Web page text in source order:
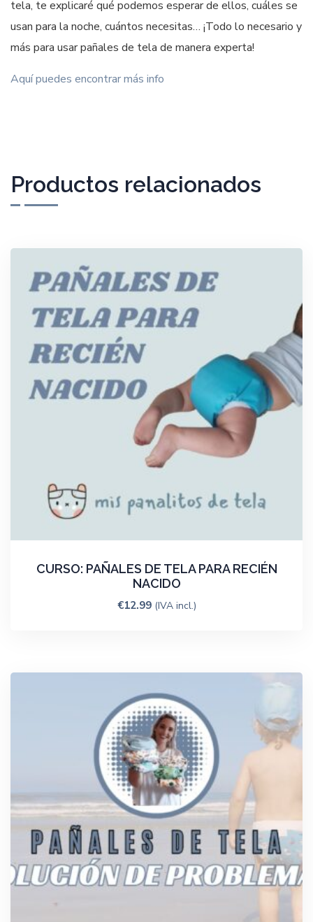
tela, te explicaré qué podemos esperar de ellos, cuáles se
usan para la noche, cuántos necesitas… ¡Todo lo necesario y
más para usar pañales de tela de manera experta!
Aquí puedes encontrar más info
Productos relacionados
CURSO: PAÑALES DE TELA PARA RECIÉN
NACIDO
€12.99 (IVA incl.)